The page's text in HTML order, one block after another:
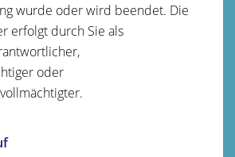
wurde oder wird beendet. Die
erfolgt durch Sie als
oder
.